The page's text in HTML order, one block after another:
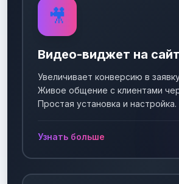
🎥
Видео-виджет на сайт
Увеличивает конверсию в
Живое общение с клиентами
Простая установка и настройка.
Узнать больше